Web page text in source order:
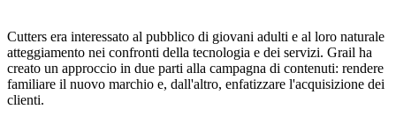
Cutters era interessato al pubblico di giovani adulti e al loro naturale
atteggiamento nei confronti della tecnologia e dei servizi. Grail ha
creato un approccio in due parti alla campagna di contenuti: rendere
familiare il nuovo marchio e, dall'altro, enfatizzare l'acquisizione dei
clienti.